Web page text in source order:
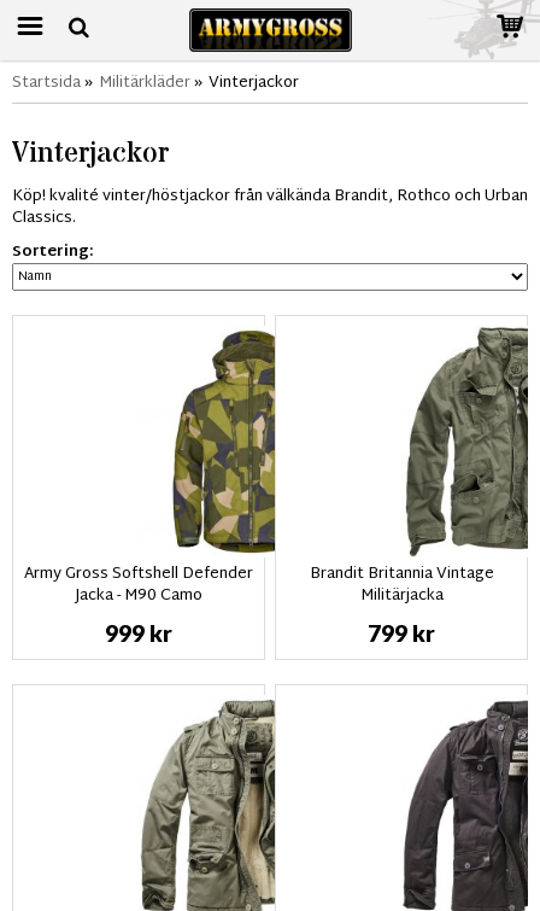
Startsida» Militärkläder» Vinterjackor
Vinterjackor
Köp! kvalité vinter/höstjackor från välkända Brandit, Rothco och Urban
Classics.
Sortering:
Army Gross Softshell Defender
Jacka - M90 Camo
999 kr
Brandit Britannia Vintage
Militärjacka
799 kr